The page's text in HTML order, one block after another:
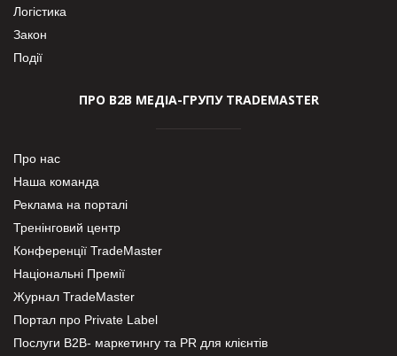
Логістика
Закон
Події
ПРО В2В МЕДІА-ГРУПУ TRADEMASTER
Про нас
Наша команда
Реклама на порталі
Тренінговий центр
Конференції TradeMaster
Національні Премії
Журнал TradeMaster
Портал про Private Label
Послуги В2В- маркетингу та PR для клієнтів